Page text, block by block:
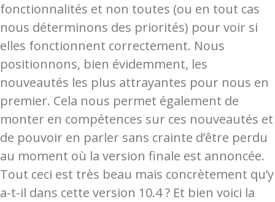
fonctionnalités et non toutes (ou en tout cas
nous déterminons des priorités) pour voir si
elles fonctionnent correctement. Nous
positionnons, bien évidemment, les
nouveautés les plus attrayantes pour nous en
premier. Cela nous permet également de
monter en compétences sur ces nouveautés et
de pouvoir en parler sans crainte d’être perdu
au moment où la version finale est annoncée.
Tout ceci est très beau mais concrètement qu’y
a-t-il dans cette version 10.4 ? Et bien voici la